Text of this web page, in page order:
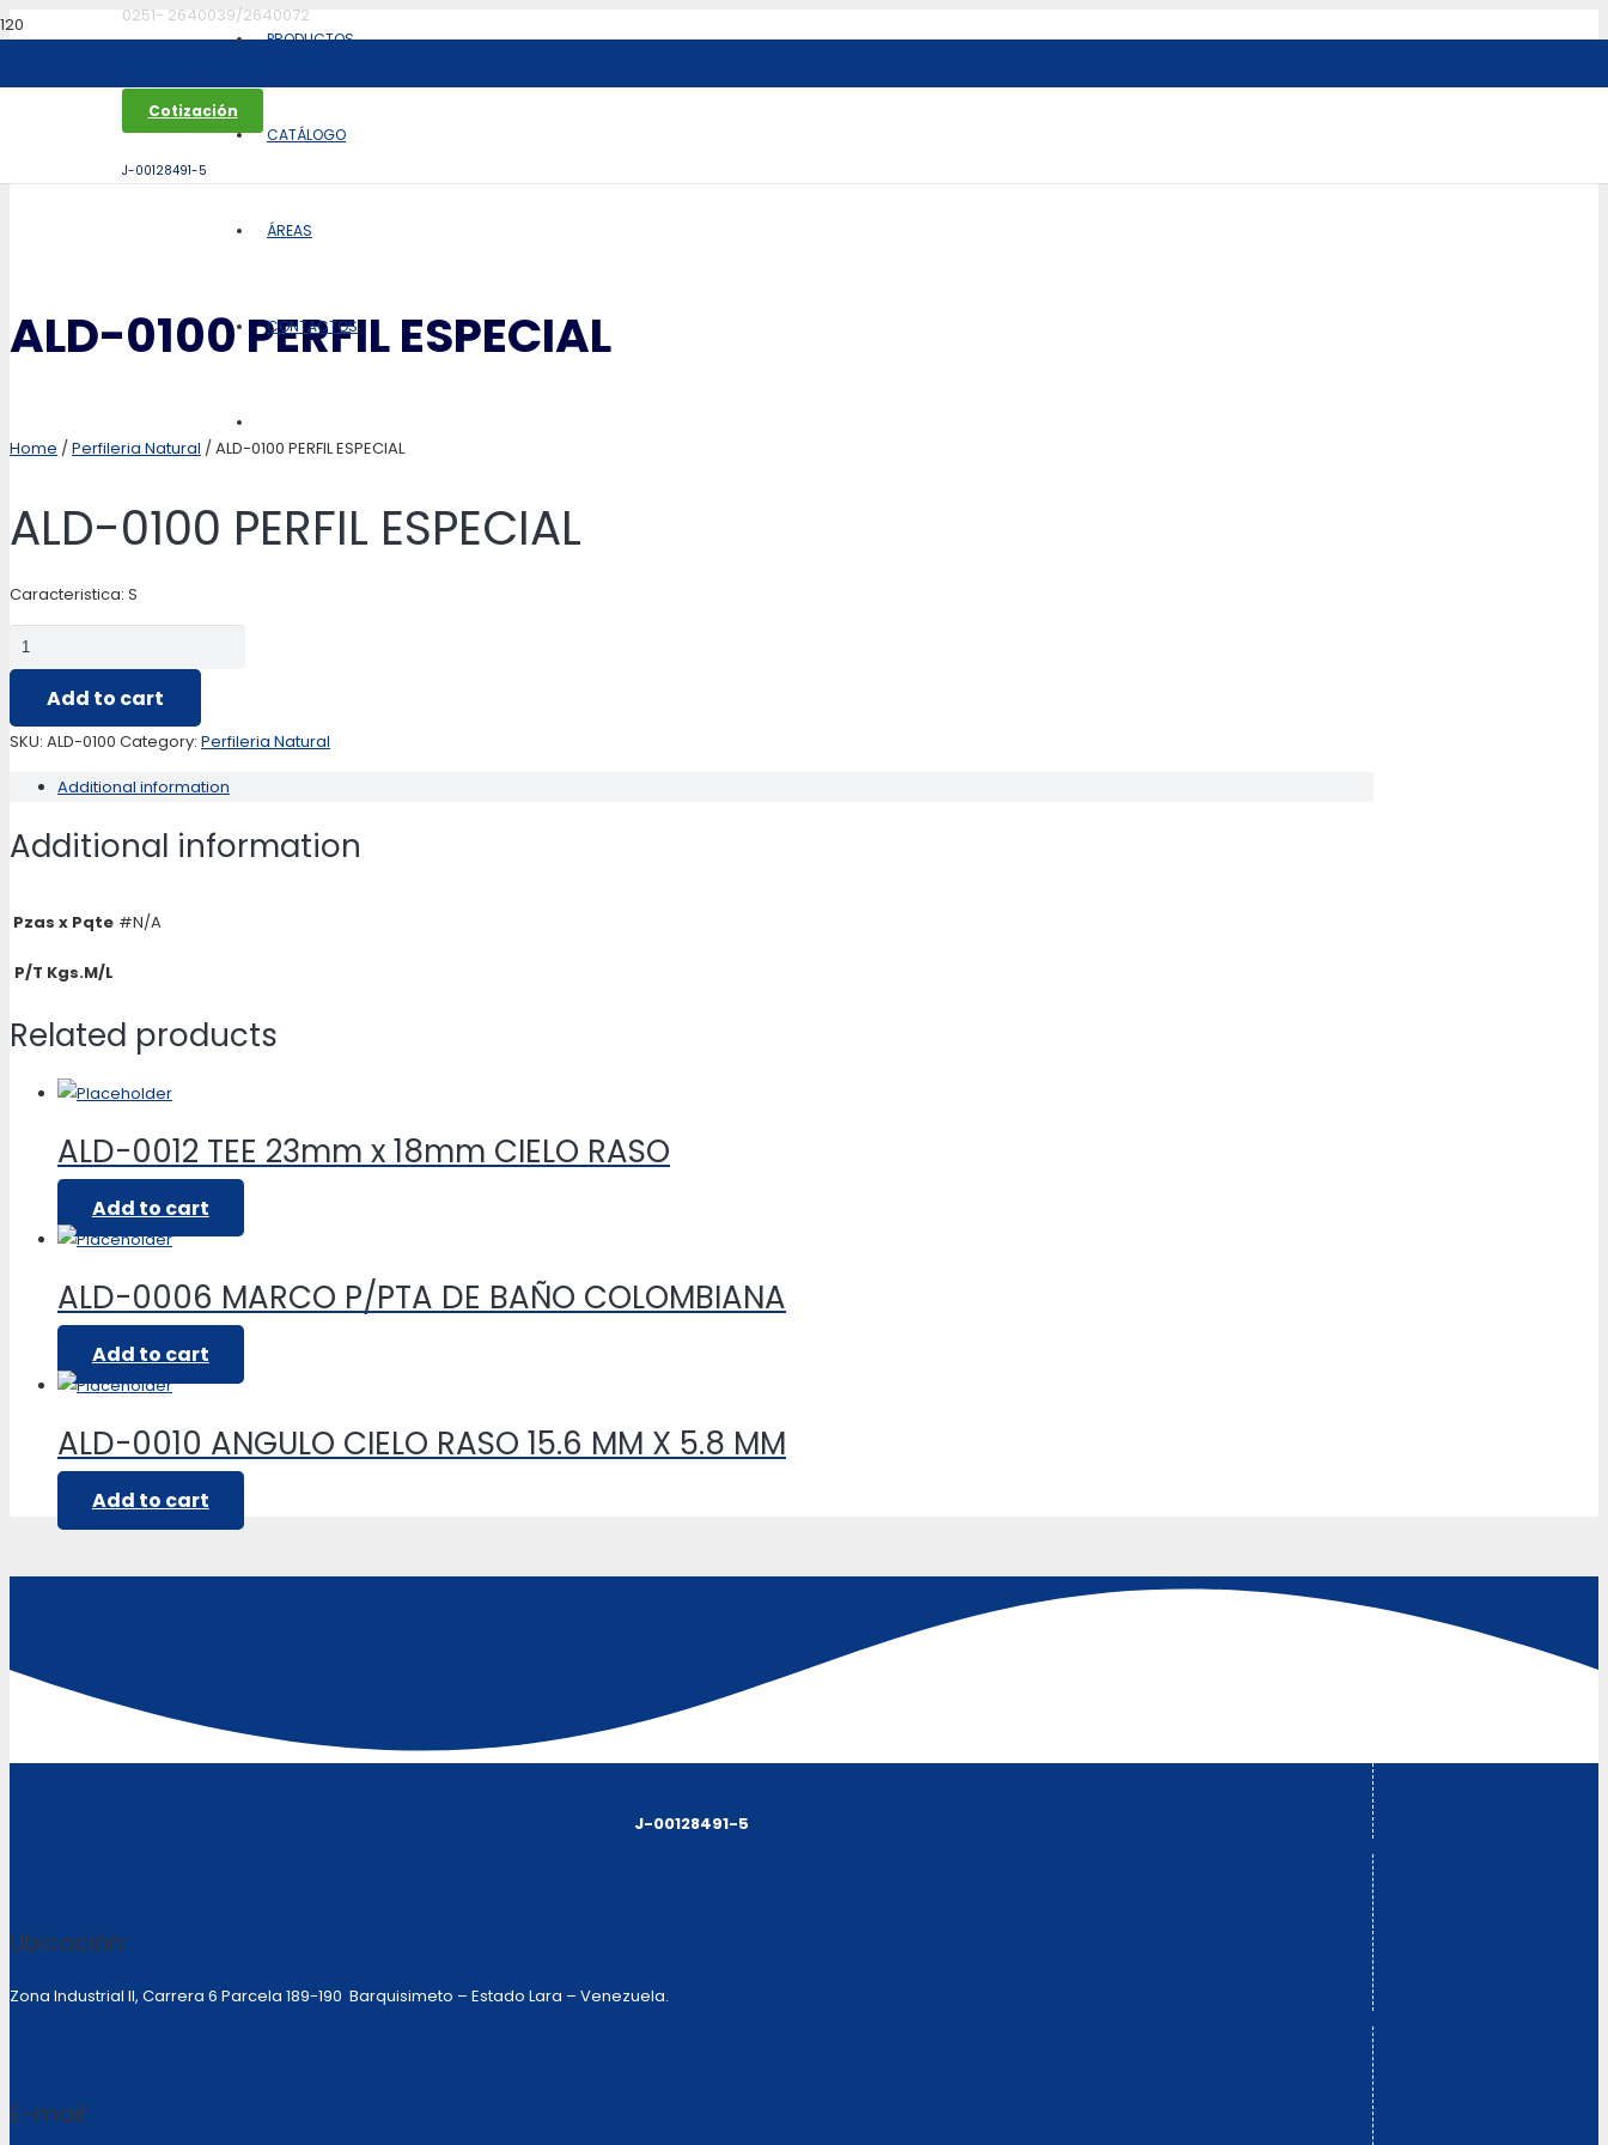
0251- 2640039/2640072
Cotización
J-00128491-5
PRODUCTOS
CATÁLOGO
ÁREAS
CONTACTOS
ALD-0100 PERFIL ESPECIAL
Home /Perfileria Natural / ALD-0100 PERFIL ESPECIAL
ALD-0100 PERFIL ESPECIAL
Caracteristica: S
ALD-
0100
PERFIL
ESPECIAL
Add to cart
SKU: ALD-0100 Category: Perfileria Natural
Additional information
Additional information
Pzas x Pqte #N/A
P/T Kgs.M/L
Related products
ALD-0012 TEE 23mm x 18mm CIELO RASO
Add to cart
ALD-0006 MARCO P/PTA DE BAÑO COLOMBIANA
Add to cart
ALD-0010 ANGULO CIELO RASO 15.6 MM X 5.8 MM
Add to cart
J-00128491-5
Ubicación:
Zona Industrial II, Carrera 6 Parcela 189-190 Barquisimeto – Estado Lara – Venezuela.
E-mail: